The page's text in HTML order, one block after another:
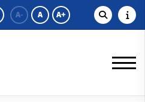
A- A A+